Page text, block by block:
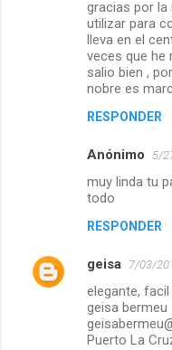
gracias por la
utilizar para
lleva en el
veces que he
salio bien ,
nobre es
RESPONDER
Anónimo 5/
muy linda tu
todo
RESPONDER
geisa 7/03/
elegante,
geisa bermeu
Puerto La